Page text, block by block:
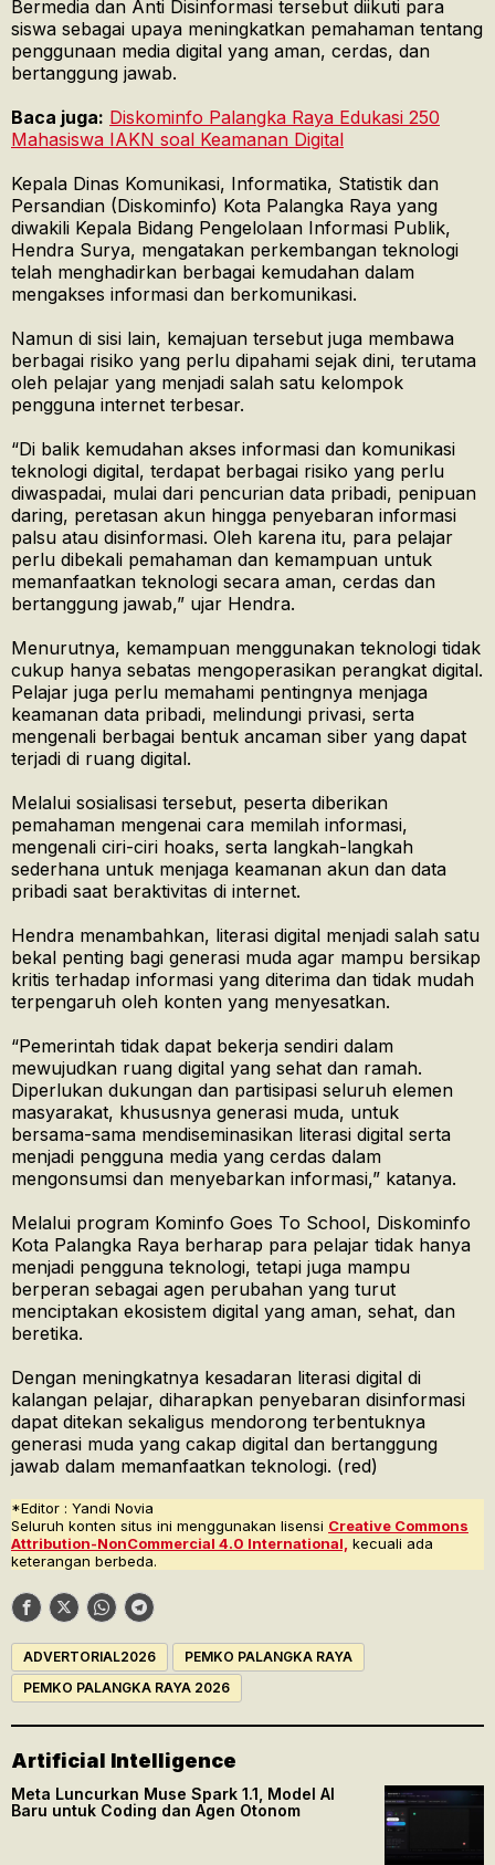
Bermedia dan Anti Disinformasi tersebut diikuti para
siswa sebagai upaya meningkatkan pemahaman tentang
penggunaan media digital yang aman, cerdas, dan
bertanggung jawab.
Baca juga: Diskominfo Palangka Raya Edukasi 250
Mahasiswa IAKN soal Keamanan Digital
Kepala Dinas Komunikasi, Informatika, Statistik dan
Persandian (Diskominfo) Kota Palangka Raya yang
diwakili Kepala Bidang Pengelolaan Informasi Publik,
Hendra Surya, mengatakan perkembangan teknologi
telah menghadirkan berbagai kemudahan dalam
mengakses informasi dan berkomunikasi.
Namun di sisi lain, kemajuan tersebut juga membawa
berbagai risiko yang perlu dipahami sejak dini, terutama
oleh pelajar yang menjadi salah satu kelompok
pengguna internet terbesar.
“Di balik kemudahan akses informasi dan komunikasi
teknologi digital, terdapat berbagai risiko yang perlu
diwaspadai, mulai dari pencurian data pribadi, penipuan
daring, peretasan akun hingga penyebaran informasi
palsu atau disinformasi. Oleh karena itu, para pelajar
perlu dibekali pemahaman dan kemampuan untuk
memanfaatkan teknologi secara aman, cerdas dan
bertanggung jawab,” ujar Hendra.
Menurutnya, kemampuan menggunakan teknologi tidak
cukup hanya sebatas mengoperasikan perangkat digital.
Pelajar juga perlu memahami pentingnya menjaga
keamanan data pribadi, melindungi privasi, serta
mengenali berbagai bentuk ancaman siber yang dapat
terjadi di ruang digital.
Melalui sosialisasi tersebut, peserta diberikan
pemahaman mengenai cara memilah informasi,
mengenali ciri-ciri hoaks, serta langkah-langkah
sederhana untuk menjaga keamanan akun dan data
pribadi saat beraktivitas di internet.
Hendra menambahkan, literasi digital menjadi salah satu
bekal penting bagi generasi muda agar mampu bersikap
kritis terhadap informasi yang diterima dan tidak mudah
terpengaruh oleh konten yang menyesatkan.
“Pemerintah tidak dapat bekerja sendiri dalam
mewujudkan ruang digital yang sehat dan ramah.
Diperlukan dukungan dan partisipasi seluruh elemen
masyarakat, khususnya generasi muda, untuk
bersama-sama mendiseminasikan literasi digital serta
menjadi pengguna media yang cerdas dalam
mengonsumsi dan menyebarkan informasi,” katanya.
Melalui program Kominfo Goes To School, Diskominfo
Kota Palangka Raya berharap para pelajar tidak hanya
menjadi pengguna teknologi, tetapi juga mampu
berperan sebagai agen perubahan yang turut
menciptakan ekosistem digital yang aman, sehat, dan
beretika.
Dengan meningkatnya kesadaran literasi digital di
kalangan pelajar, diharapkan penyebaran disinformasi
dapat ditekan sekaligus mendorong terbentuknya
generasi muda yang cakap digital dan bertanggung
jawab dalam memanfaatkan teknologi. (red)
*Editor : Yandi Novia
Seluruh konten situs ini menggunakan lisensi Creative Commons
Attribution-NonCommercial 4.0 International, kecuali ada
keterangan berbeda.
ADVERTORIAL2026
PEMKO PALANGKA RAYA
PEMKO PALANGKA RAYA 2026
Artificial Intelligence
Meta Luncurkan Muse Spark 1.1, Model AI
Baru untuk Coding dan Agen Otonom